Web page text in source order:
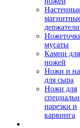
мусаты
Камни для
ножей
Ножи и
для сыра
Ножи для
нарезки и
карвинга